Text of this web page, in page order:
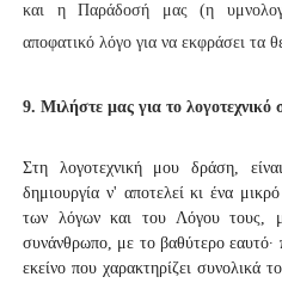
και η Παράδοσή μας (η
αποφατικό λόγο για να εκφράσει τα
9. Μιλήστε μας για το λογοτεχνικό
Στη λογοτεχνική μου δράση,
δημιουργία ν' αποτελεί κι ένα
των λόγων και του Λόγου τους,
συνάνθρωπο, με το βαθύτερο
εκείνο που χαρακτηρίζει συνολικά